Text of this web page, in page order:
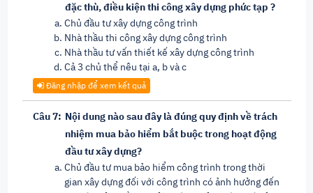
đặc thù, điều kiện thi công xây dựng phức tạp ?
Chủ đầu tư xây dựng công trình
Nhà thầu thi công xây dựng công trình
Nhà thầu tư vấn thiết kế xây dựng công trình
Cả 3 chủ thể nêu tại a, b và c
Đăng nhập để xem kết quả
Câu 7: Nội dung nào sau đây là đúng quy định về trách
nhiệm mua bảo hiểm bắt buộc trong hoạt động
đầu tư xây dựng?
Chủ đầu tư mua bảo hiểm công trình trong thời
gian xây dựng đối với công trình có ảnh hưởng đến